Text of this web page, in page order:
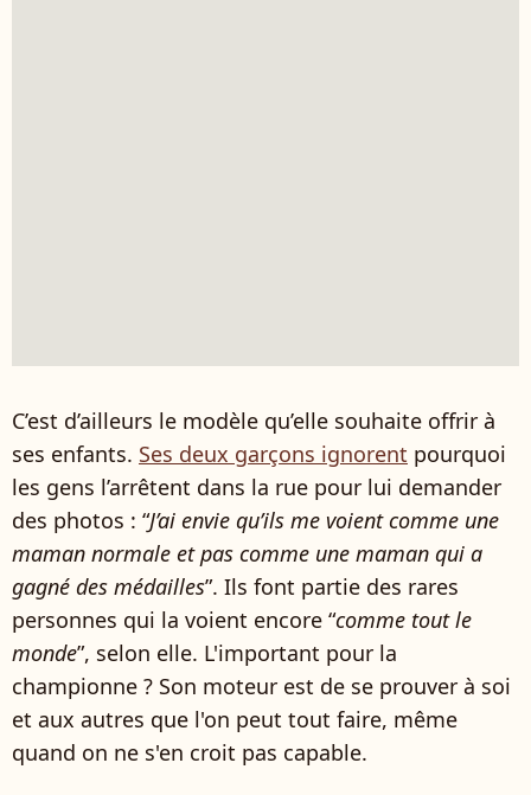
C’est d’ailleurs le modèle qu’elle souhaite offrir à
ses enfants. Ses deux garçons ignorent pourquoi
les gens l’arrêtent dans la rue pour lui demander
des photos : “J’ai envie qu’ils me voient comme une
maman normale et pas comme une maman qui a
gagné des médailles”. Ils font partie des rares
personnes qui la voient encore “comme tout le
monde”, selon elle. L'important pour la
championne ? Son moteur est de se prouver à soi
et aux autres que l'on peut tout faire, même
quand on ne s'en croit pas capable.